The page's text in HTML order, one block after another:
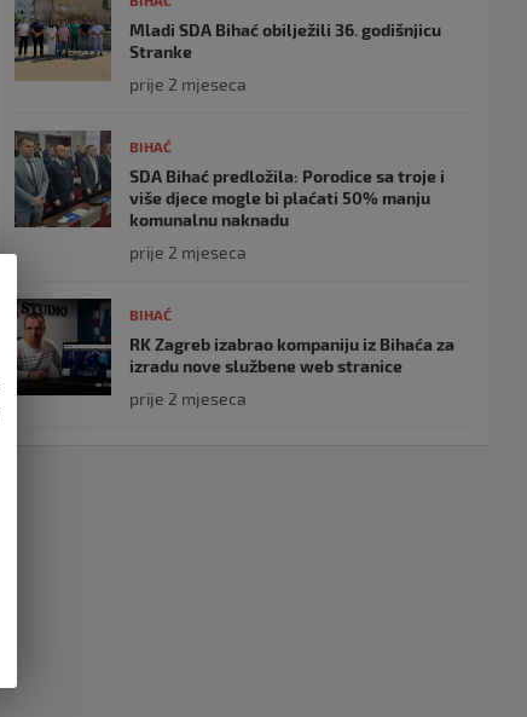
Mladi SDA Bihać obilježili 36. godišnjicu
Stranke
prije 2 mjeseca
BIHAĆ
SDA Bihać predložila: Porodice sa troje i
više djece mogle bi plaćati 50% manju
komunalnu naknadu
prije 2 mjeseca
BIHAĆ
RK Zagreb izabrao kompaniju iz Bihaća za
izradu nove službene web stranice
prije 2 mjeseca